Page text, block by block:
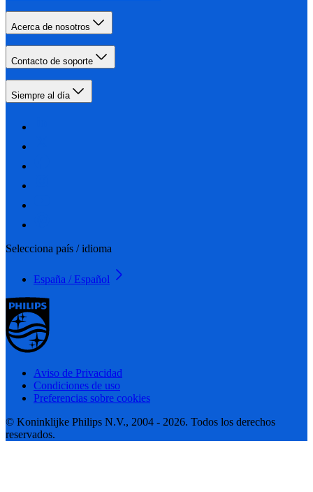
Acerca de nosotros
Contacto de soporte
Siempre al día
Selecciona país / idioma
España / Español
Aviso de Privacidad
Condiciones de uso
Preferencias sobre cookies
© Koninklijke Philips N.V., 2004 - 2026. Todos los derechos
reservados.